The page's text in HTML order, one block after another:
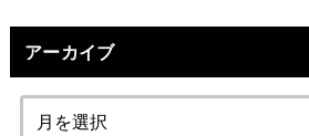
アーカイブ